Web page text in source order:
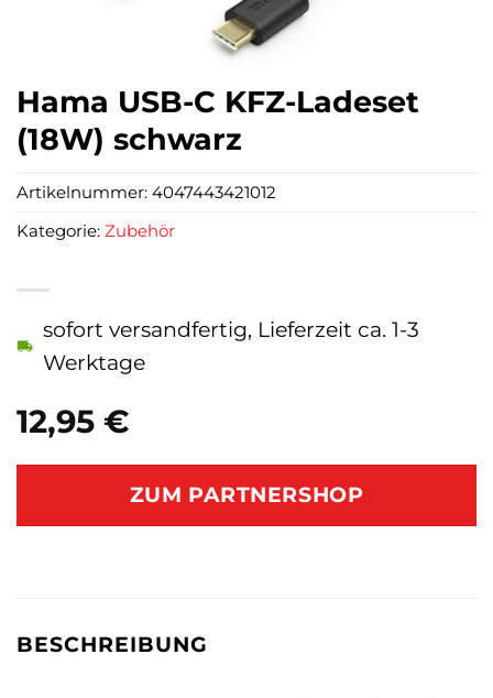
Hama USB-C KFZ-Ladeset
(18W) schwarz
12,95 €
sofort versandfertig, Lieferzeit ca. 1-3
Werktage
ZUM PARTNERSHOP
Artikelnummer: 4047443421012
Kategorie: Zubehör
BESCHREIBUNG